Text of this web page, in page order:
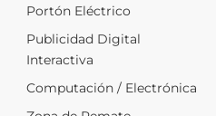
Portón Eléctrico
Publicidad Digital
Interactiva
Computación / Electrónica